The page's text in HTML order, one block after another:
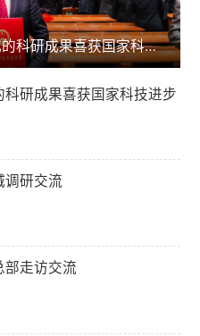
重磅！张立峰校长主持完成的科研成果喜获国家科技进步二等奖
研成果喜获国家科技进步
调研交流
部走访交流